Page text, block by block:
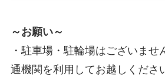
～お願い～
・駐車場・駐輪場はございませ
通機関を利用してお越しくださ